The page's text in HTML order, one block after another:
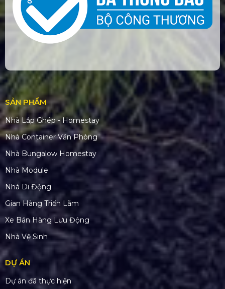
SẢN PHẨM
Nhà Lắp Ghép - Homestay
Nhà Container Văn Phòng
Nhà Bungalow Homestay
Nhà Module
Nhà Di Động
Gian Hàng Triển Lãm
Xe Bán Hàng Lưu Động
Nhà Vệ Sinh
DỰ ÁN
Dự án đã thực hiện